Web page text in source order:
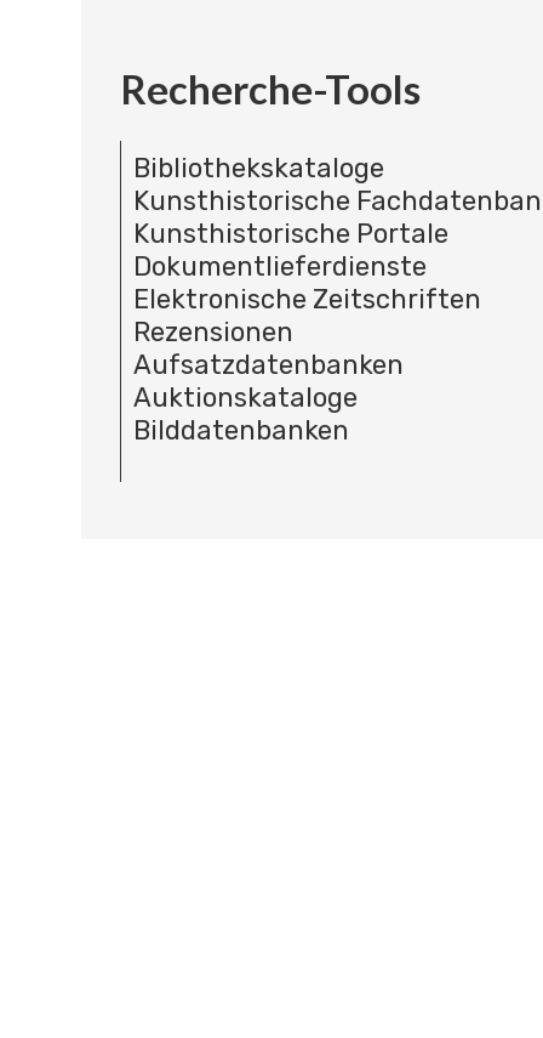
Recherche-Tools
Bibliothekskataloge
Kunsthistorische
Kunsthistorische Portale
Dokumentlieferdienste
Elektronische Zeitschriften
Rezensionen
Aufsatzdatenbanken
Auktionskataloge
Bilddatenbanken